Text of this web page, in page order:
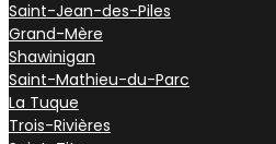
Saint-Jean-des-Piles
Grand-Mère
Shawinigan
Saint-Mathieu-du-Parc
La Tuque
Trois-Rivières